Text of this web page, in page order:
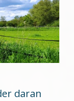
daran